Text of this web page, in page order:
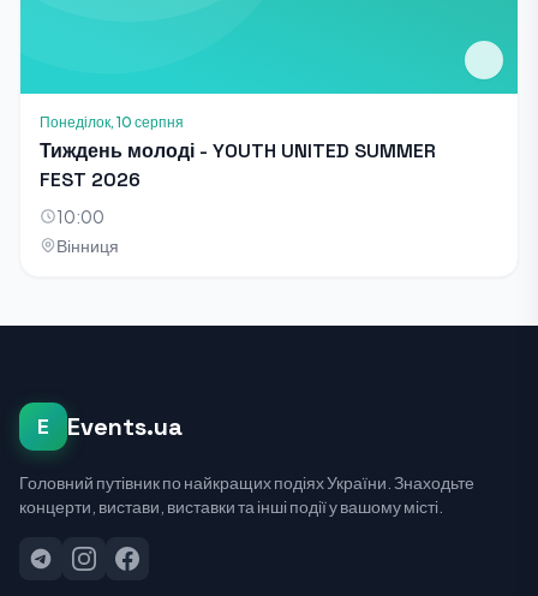
Понеділок, 10 серпня
Тиждень молоді - YOUTH UNITED SUMMER
FEST 2026
10:00
Вінниця
E Events.ua
Головний путівник по найкращих подіях України. Знаходьте
концерти, вистави, виставки та інші події у вашому місті.